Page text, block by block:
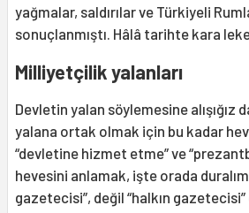
yağmalar, saldırılar ve Türkiyeli
sonuçlanmıştı. Hâlâ tarihte kara
Milliyetçilik yalanları
Devletin yalan söylemesine alışığız
yalana ortak olmak için bu kadar
“devletine hizmet etme” ve
hevesini anlamak, işte orada
gazetecisi”, değil “halkın